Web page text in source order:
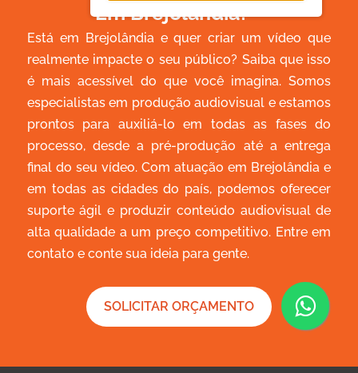
Em Brejolândia?
Está em Brejolândia e quer criar um vídeo que
realmente impacte o seu público? Saiba que isso
é mais acessível do que você imagina. Somos
especialistas em produção audiovisual e estamos
prontos para auxiliá-lo em todas as fases do
processo, desde a pré-produção até a entrega
final do seu vídeo. Com atuação em Brejolândia e
em todas as cidades do país, podemos oferecer
suporte ágil e produzir conteúdo audiovisual de
alta qualidade a um preço competitivo. Entre em
contato e conte sua ideia para gente.
SOLICITAR ORÇAMENTO